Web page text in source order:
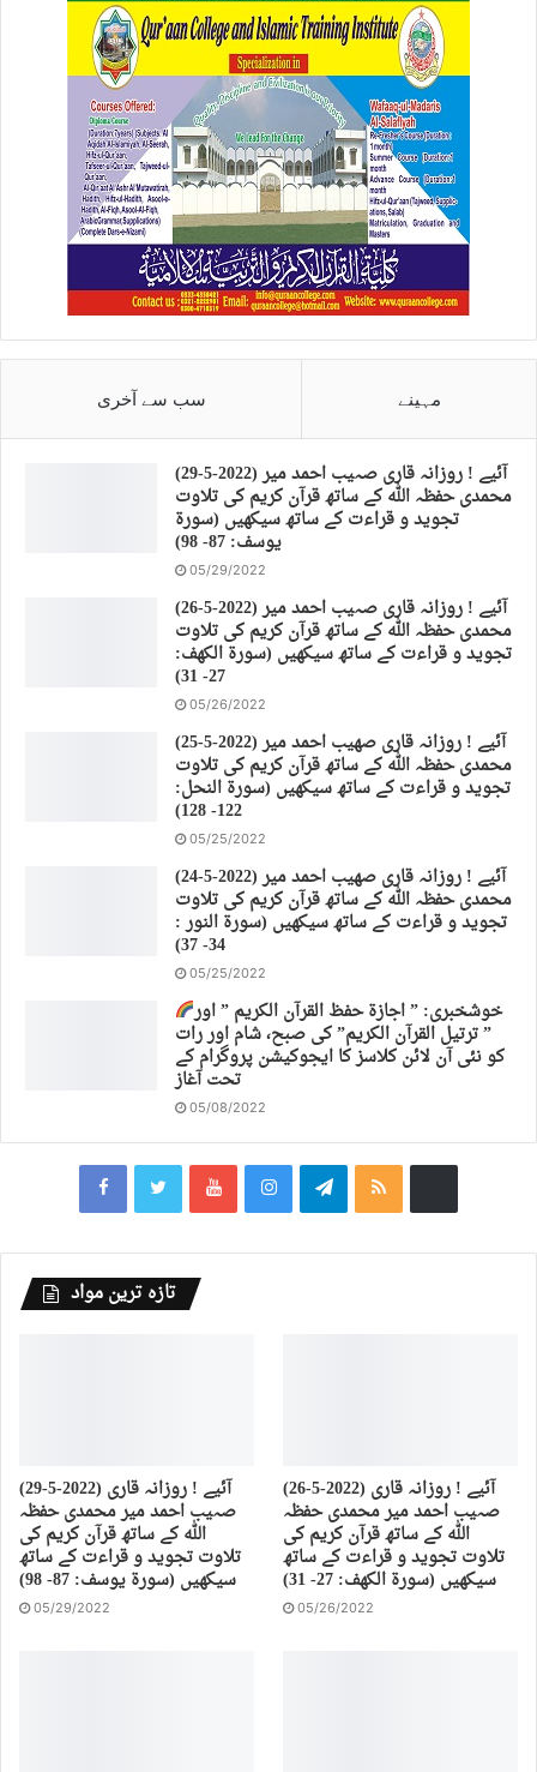
سب سے آخری مہینے
(29-5-2022) آئیے ! روزانہ قاری صہیب احمد میر
محمدی حفظہ اللہ کے ساتھ قرآن کریم کی تلاوت
تجوید و قراءت کے ساتھ سیکھیں (سورة
يوسف: 87- 98)
05/29/2022
(26-5-2022) آئیے ! روزانہ قاری صہیب احمد میر
محمدی حفظہ اللہ کے ساتھ قرآن کریم کی تلاوت
تجوید و قراءت کے ساتھ سیکھیں (سورة الكهف:
27- 31)
05/26/2022
(25-5-2022) آئیے ! روزانہ قاری صهیب احمد میر
محمدی حفظہ اللہ کے ساتھ قرآن کریم کی تلاوت
تجوید و قراءت کے ساتھ سیکھیں (سورة النحل:
122- 128)
05/25/2022
(24-5-2022) آئیے ! روزانہ قاری صهیب احمد میر
محمدی حفظہ اللہ کے ساتھ قرآن کریم کی تلاوت
تجوید و قراءت کے ساتھ سیکھیں (سورة النور :
34- 37)
05/25/2022
خوشخبری: ” اجازة حفظ القرآن الكريم ” اور
” ترتیل القرآن الكريم” کی صبح، شام اور رات
کو نئی آن لائن کلاسز کا ایجوکیشن پروگرام کے
تحت آغاز
05/08/2022
تازہ ترین مواد
(29-5-2022) آئیے ! روزانہ قاری
صہیب احمد میر محمدی حفظہ
اللہ کے ساتھ قرآن کریم کی
تلاوت تجوید و قراءت کے ساتھ
سیکھیں (سورة يوسف: 87- 98)
05/29/2022
(26-5-2022) آئیے ! روزانہ قاری
صہیب احمد میر محمدی حفظہ
اللہ کے ساتھ قرآن کریم کی
تلاوت تجوید و قراءت کے ساتھ
سیکھیں (سورة الكهف: 27- 31)
05/26/2022